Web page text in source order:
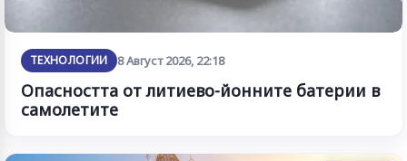
ТЕХНОЛОГИИ 8 Август 2026, 22:18
Опасността от литиево-йонните батерии в
самолетите